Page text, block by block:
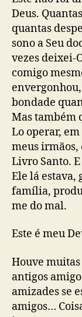
Deus.
quantas
sono a Seu
vezes deixei-
comigo
bondade
Mas também
Lo operar,
meus
Livro Santo.
Ele lá estava,
família,
me do mal.
Este é meu
Houve
antigos
amizades se
amigos…